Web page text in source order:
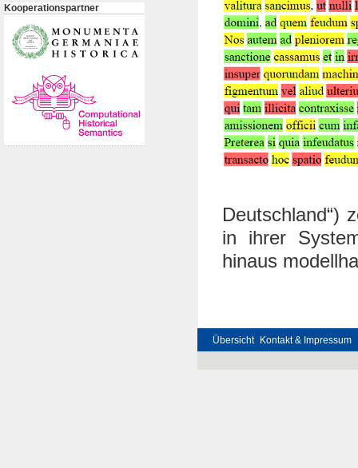
Kooperationspartner
Deutschland“)
in ihrer
hinaus
Übersicht Kontakt & Impressum